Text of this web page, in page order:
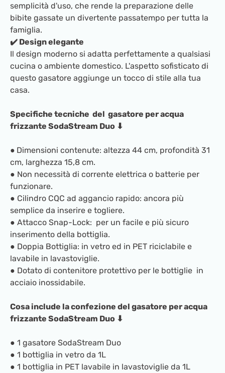
semplicità d'uso, che rende la preparazione delle
bibite gassate un divertente passatempo per tutta la
famiglia.
✔️ Design elegante
Il design moderno si adatta perfettamente a qualsiasi
cucina o ambiente domestico. L'aspetto sofisticato di
questo gasatore aggiunge un tocco di stile alla tua
casa.
Specifiche tecniche del gasatore per acqua
frizzante SodaStream Duo ⬇
● Dimensioni contenute: altezza 44 cm, profondità 31
cm, larghezza 15,8 cm.
● Non necessità di corrente elettrica o batterie per
funzionare.
● Cilindro CQC ad aggancio rapido: ancora più
semplice da inserire e togliere.
● Attacco Snap-Lock: per un facile e più sicuro
inserimento della bottiglia.
● Doppia Bottiglia: in vetro ed in PET riciclabile e
lavabile in lavastoviglie.
● Dotato di contenitore protettivo per le bottiglie in
acciaio inossidabile.
Cosa include la confezione del gasatore per acqua
frizzante SodaStream Duo ⬇
● 1 gasatore SodaStream Duo
● 1 bottiglia in vetro da 1L
● 1 bottiglia in PET lavabile in lavastoviglie da 1L